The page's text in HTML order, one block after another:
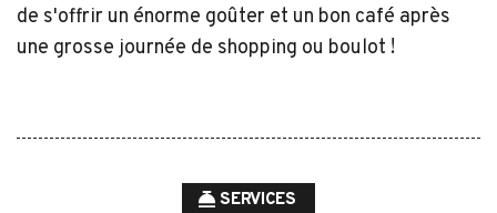
de s'offrir un énorme goûter et un bon café après
une grosse journée de shopping ou boulot !
SERVICES